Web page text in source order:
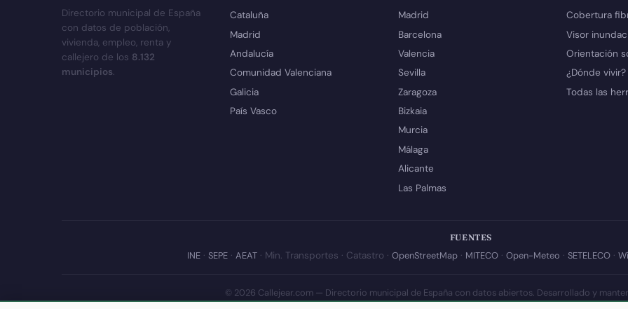
Directorio municipal de España
con datos de población,
vivienda, empleo, renta y
callejero de los 8.132
municipios.
Cataluña
Madrid
Andalucía
Comunidad Valenciana
Galicia
País Vasco
Madrid
Barcelona
Valencia
Sevilla
Zaragoza
Bizkaia
Murcia
Málaga
Alicante
Las Palmas
Cobertura
Visor
Orientación
¿Dónde vivir?
Todas las
FUENTES
INE · SEPE · AEAT · Min. Transportes · Catastro · OpenStreetMap · MITECO · Open-Meteo · SETELECO ·
© 2026 Callejear.com — Directorio municipal de España con datos abiertos. Desarrollado y